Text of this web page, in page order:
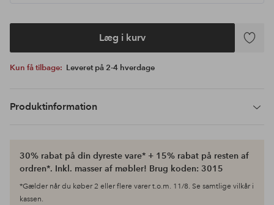
Læg i kurv
Tilføj
Kun få tilbage: Leveret på 2-4 hverdage
Produktinformation
30% rabat på din dyreste vare* + 15% rabat på resten af
ordren*. Inkl. masser af møbler! Brug koden: 3015
*Gælder når du køber 2 eller flere varer t.o.m. 11/8. Se samtlige vilkår i
kassen.